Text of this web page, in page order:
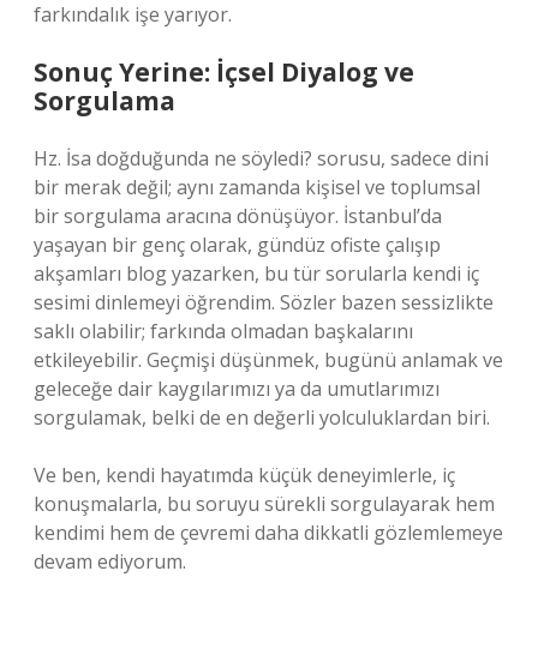
farkındalık işe yarıyor.
Sonuç Yerine: İçsel Diyalog ve
Sorgulama
Hz. İsa doğduğunda ne söyledi? sorusu, sadece dini
bir merak değil; aynı zamanda kişisel ve toplumsal
bir sorgulama aracına dönüşüyor. İstanbul’da
yaşayan bir genç olarak, gündüz ofiste çalışıp
akşamları blog yazarken, bu tür sorularla kendi iç
sesimi dinlemeyi öğrendim. Sözler bazen sessizlikte
saklı olabilir; farkında olmadan başkalarını
etkileyebilir. Geçmişi düşünmek, bugünü anlamak ve
geleceğe dair kaygılarımızı ya da umutlarımızı
sorgulamak, belki de en değerli yolculuklardan biri.
Ve ben, kendi hayatımda küçük deneyimlerle, iç
konuşmalarla, bu soruyu sürekli sorgulayarak hem
kendimi hem de çevremi daha dikkatli gözlemlemeye
devam ediyorum.